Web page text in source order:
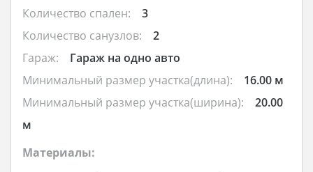
Количество спален:
3
Количество санузлов:
2
Гараж:
Гараж на одно авто
Минимальный размер участка(длина):
16.00 м
Минимальный размер участка(ширина):
20.00
м
Материалы: